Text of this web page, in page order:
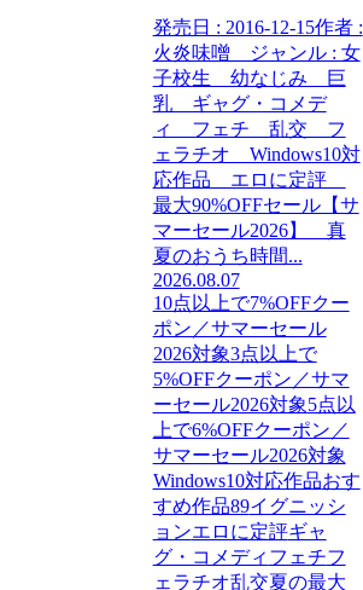
発売日 : 2016-12-15作者 :
火炎味噌 ジャンル : 女
子校生 幼なじみ 巨
乳 ギャグ・コメデ
ィ フェチ 乱交 フ
ェラチオ Windows10対
応作品 エロに定評
最大90%OFFセール【サ
マーセール2026】 真
夏のおうち時間...
2026.08.07
10点以上で7%OFFクー
ポン／サマーセール
2026対象3点以上で
5%OFFクーポン／サマ
ーセール2026対象5点以
上で6%OFFクーポン／
サマーセール2026対象
Windows10対応作品おす
すめ作品89イグニッシ
ョンエロに定評ギャ
グ・コメディ フェチフ
ェラチオ乱交夏の最大